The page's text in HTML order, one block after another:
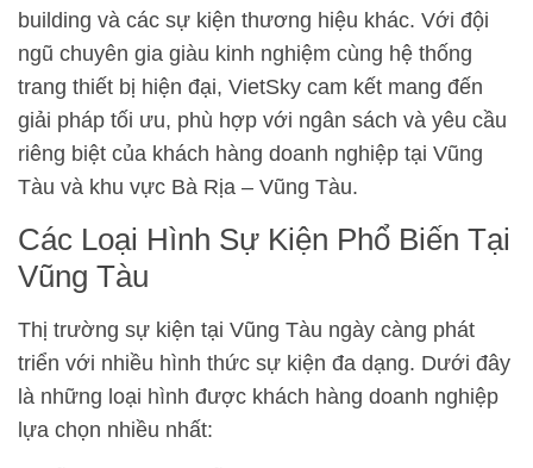
building và các sự kiện thương hiệu khác. Với đội
ngũ chuyên gia giàu kinh nghiệm cùng hệ thống
trang thiết bị hiện đại, VietSky cam kết mang đến
giải pháp tối ưu, phù hợp với ngân sách và yêu cầu
riêng biệt của khách hàng doanh nghiệp tại Vũng
Tàu và khu vực Bà Rịa – Vũng Tàu.
Các Loại Hình Sự Kiện Phổ Biến Tại
Vũng Tàu
Thị trường sự kiện tại Vũng Tàu ngày càng phát
triển với nhiều hình thức sự kiện đa dạng. Dưới đây
là những loại hình được khách hàng doanh nghiệp
lựa chọn nhiều nhất: